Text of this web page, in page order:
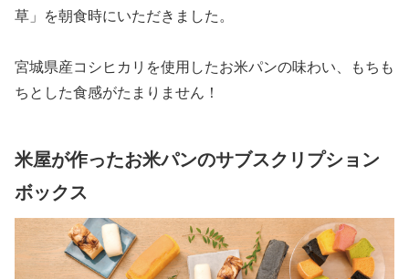
草」を朝食時にいただきました。
宮城県産コシヒカリを使用したお米パンの味わい、もちも
ちとした食感がたまりません！
米屋が作ったお米パンのサブスクリプション
ボックス